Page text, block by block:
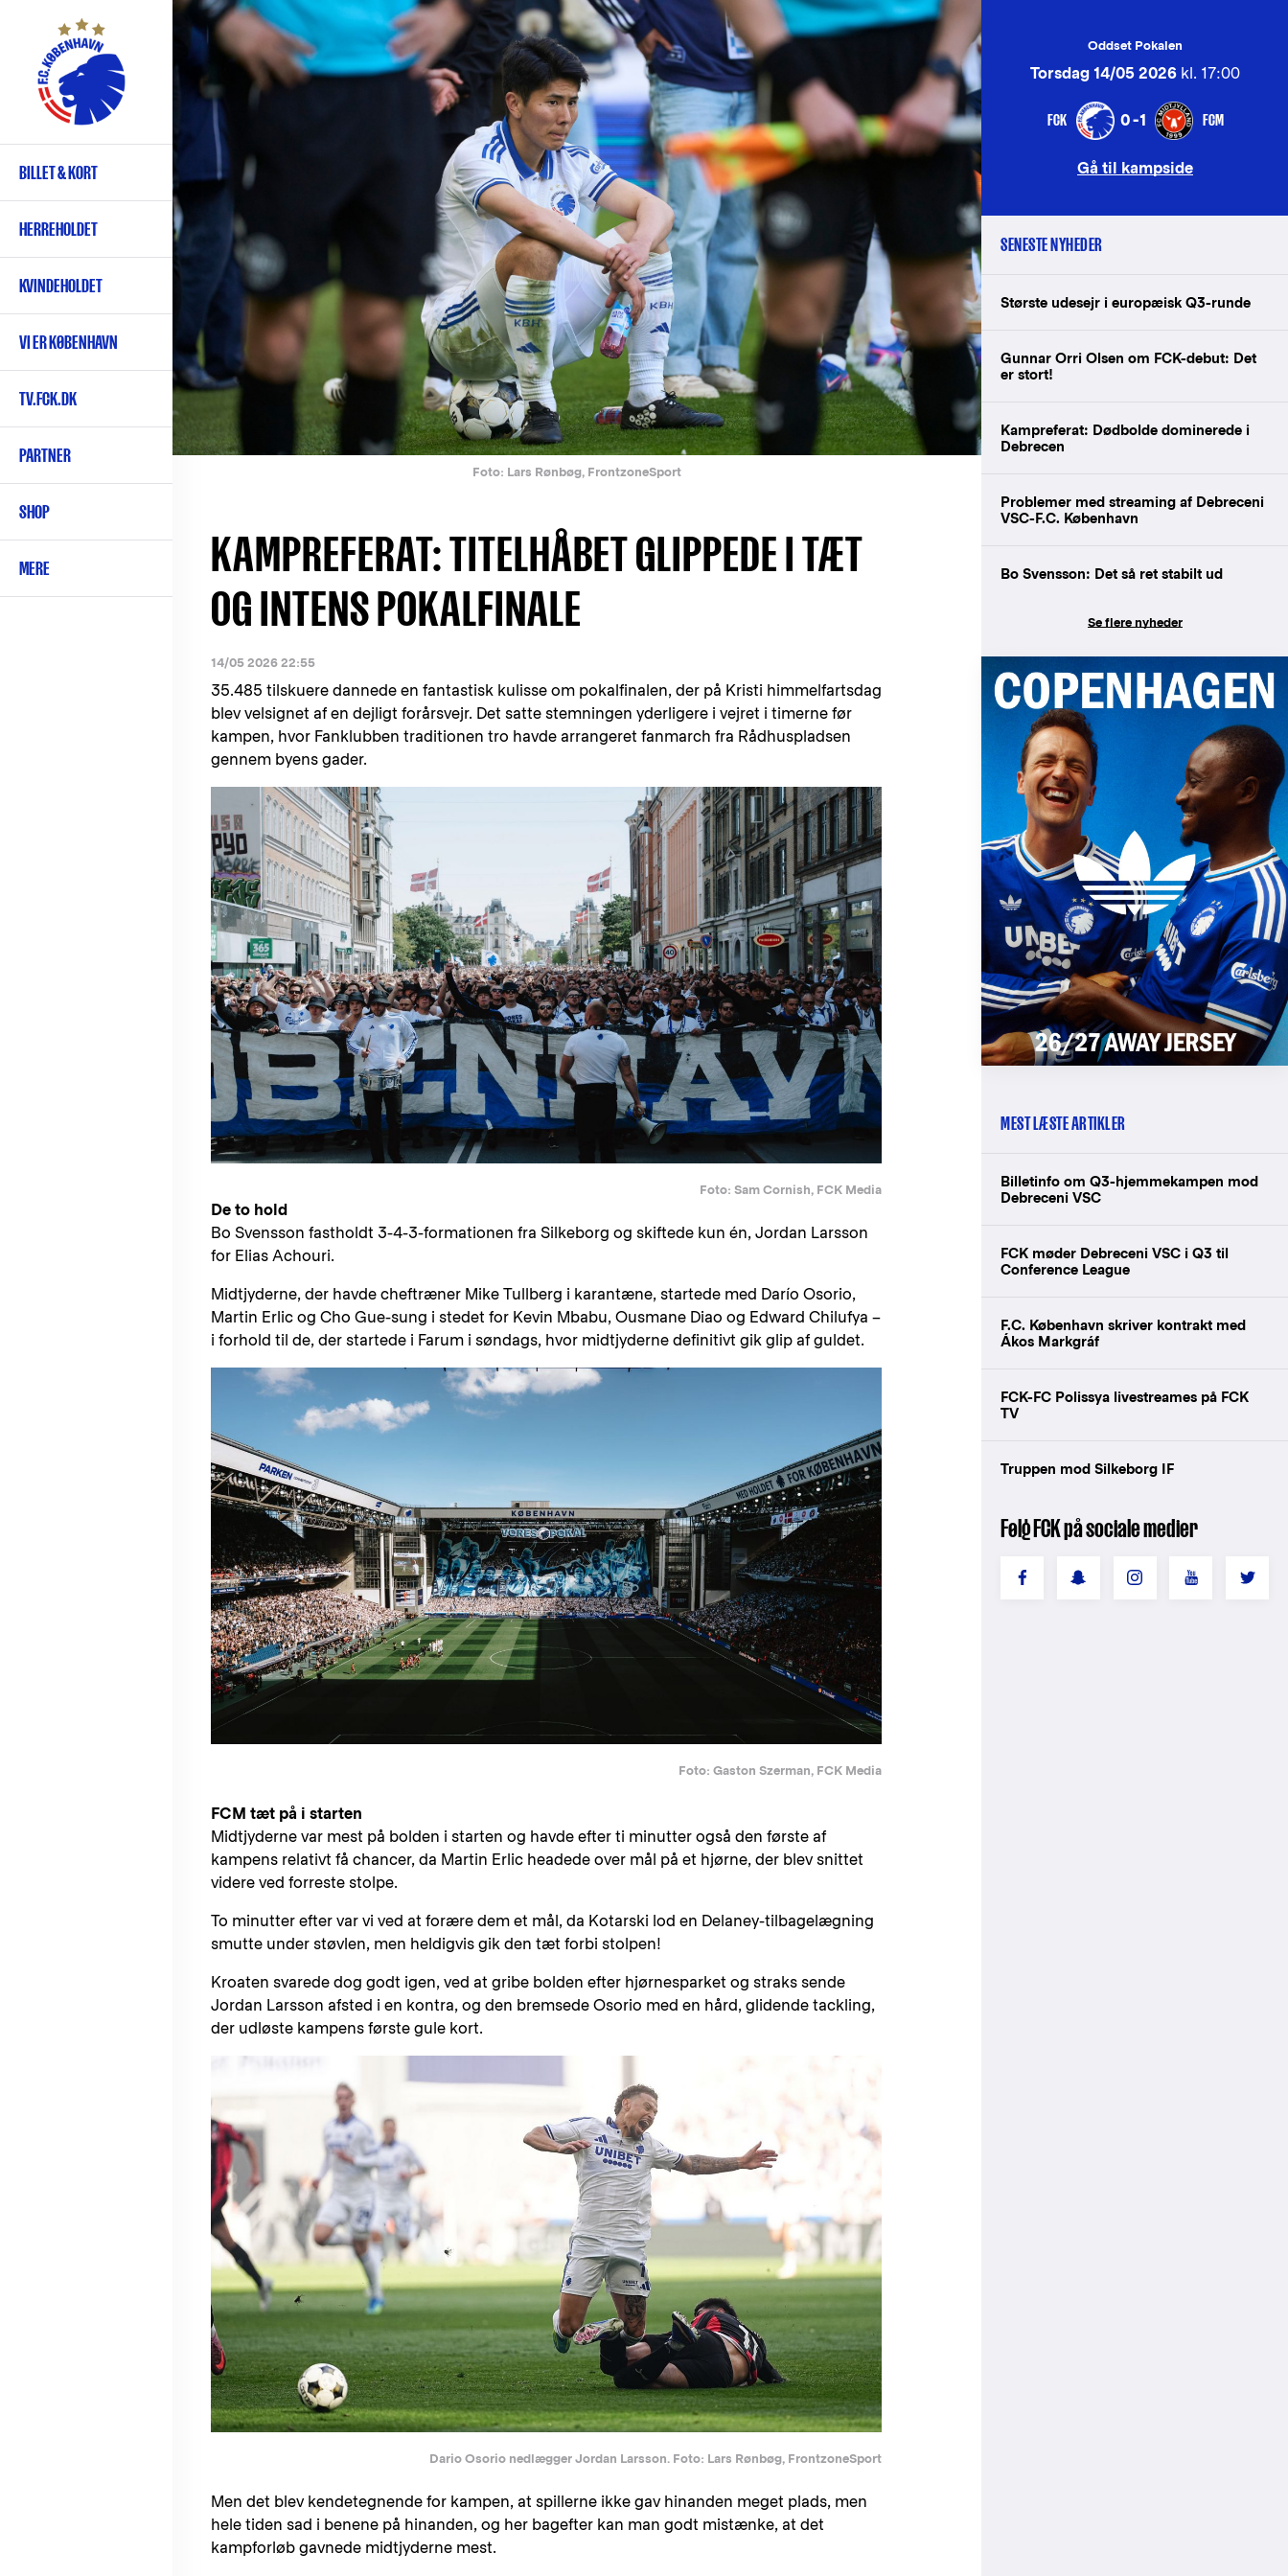
hovedindhold
Primær
navigation
BILLET & KORT
HERREHOLDET
KVINDEHOLDET
VI ER KØBENHAVN
TV.FCK.DK
PARTNER
SHOP
MERE
Foto: Lars Rønbøg, FrontzoneSport
KAMPREFERAT: TITELHÅBET GLIPPEDE I TÆT
OG INTENS POKALFINALE
14/05 2026 22:55
35.485 tilskuere dannede en fantastisk kulisse om pokalfinalen, der på Kristi himmelfartsdag
blev velsignet af en dejligt forårsvejr. Det satte stemningen yderligere i vejret i timerne før
kampen, hvor Fanklubben traditionen tro havde arrangeret fanmarch fra Rådhuspladsen
gennem byens gader.
Foto: Sam Cornish, FCK Media
De to hold
Bo Svensson fastholdt 3-4-3-formationen fra Silkeborg og skiftede kun én, Jordan Larsson
for Elias Achouri.
Midtjyderne, der havde cheftræner Mike Tullberg i karantæne, startede med Darío Osorio,
Martin Erlic og Cho Gue-sung i stedet for Kevin Mbabu, Ousmane Diao og Edward Chilufya –
i forhold til de, der startede i Farum i søndags, hvor midtjyderne definitivt gik glip af guldet.
Foto: Gaston Szerman, FCK Media
FCM tæt på i starten
Midtjyderne var mest på bolden i starten og havde efter ti minutter også den første af
kampens relativt få chancer, da Martin Erlic headede over mål på et hjørne, der blev snittet
videre ved forreste stolpe.
To minutter efter var vi ved at forære dem et mål, da Kotarski lod en Delaney-tilbagelægning
smutte under støvlen, men heldigvis gik den tæt forbi stolpen!
Kroaten svarede dog godt igen, ved at gribe bolden efter hjørnesparket og straks sende
Jordan Larsson afsted i en kontra, og den bremsede Osorio med en hård, glidende tackling,
der udløste kampens første gule kort.
Dario Osorio nedlægger Jordan Larsson. Foto: Lars Rønbøg, FrontzoneSport
Men det blev kendetegnende for kampen, at spillerne ikke gav hinanden meget plads, men
hele tiden sad i benene på hinanden, og her bagefter kan man godt mistænke, at det
kampforløb gavnede midtjyderne mest.
Oddset Pokalen
Torsdag 14/05 2026kl. 17:00
FCK 0-1 FCM
Gå til kampside
SENESTE NYHEDER
Største udesejr i europæisk Q3-runde
Gunnar Orri Olsen om FCK-debut: Det
er stort!
Kampreferat: Dødbolde dominerede i
Debrecen
Problemer med streaming af Debreceni
VSC-F.C. København
Bo Svensson: Det så ret stabilt ud
Se flere nyheder
MEST LÆSTE ARTIKLER
Billetinfo om Q3-hjemmekampen mod
Debreceni VSC
FCK møder Debreceni VSC i Q3 til
Conference League
F.C. København skriver kontrakt med
Ákos Markgráf
FCK-FC Polissya livestreames på FCK
TV
Truppen mod Silkeborg IF
Følg FCK på sociale medier